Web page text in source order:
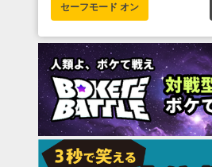
セーフモード オン